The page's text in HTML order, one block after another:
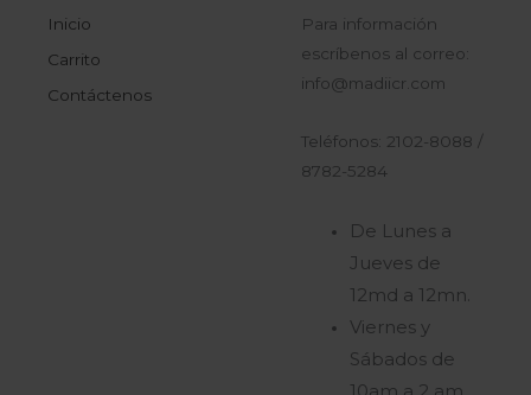
Inicio
Carrito
Contáctenos
Para información
escríbenos al correo:
info@madiicr.com
Teléfonos: 2102-8088 /
8782-5284
De Lunes a
Jueves de
12md a 12mn.
Viernes y
Sábados de
10am a 2 am